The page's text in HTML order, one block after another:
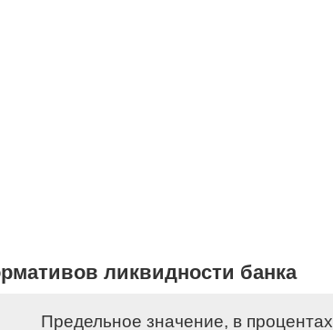
ликвидности банка
Предельное значение, в процентах